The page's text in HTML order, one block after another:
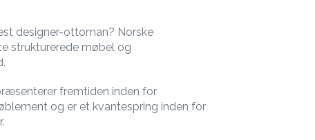
designer-ottoman? Norske
strukturerede møbel og
fremtiden inden for
og er et kvantespring inden for